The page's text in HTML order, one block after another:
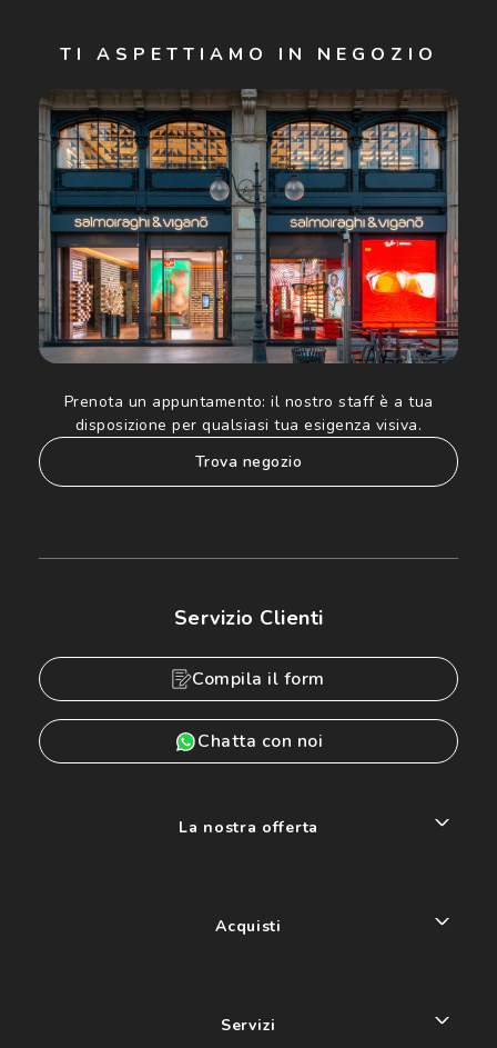
Cliccando su "Iscriviti", confermo di avere più di 16 anni e
acconsento all'utilizzo dei miei Dati Personali da parte di
Luxottica Group S.p.A. per l'invio di offerte speciali, novità
ed altre comunicazioni di carattere pubblicitario (consultare
Informativa sulla privacyper ulteriori informazioni).
TI ASPETTIAMO IN NEGOZIO
Prenota un appuntamento: il nostro staff è a tua
disposizione per qualsiasi tua esigenza visiva.
trova negozio
Servizio Clienti
Compila il form
Chatta con noi
La nostra offerta
Acquisti
Servizi